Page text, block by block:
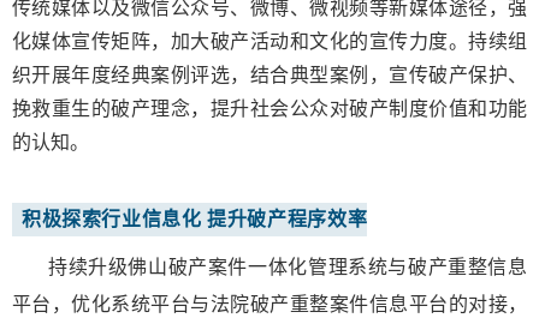
传统媒体以及微信公众号、微博、微视频等新媒体途径，强
化媒体宣传矩阵，加大破产活动和文化的宣传力度。持续组
织开展年度经典案例评选，结合典型案例，宣传破产保护、
挽救重生的破产理念，提升社会公众对破产制度价值和功能
的认知。
积极探索行业信息化 提升破产程序效率
持续升级佛山破产案件一体化管理系统与破产重整信息
平台，优化系统平台与法院破产重整案件信息平台的对接，